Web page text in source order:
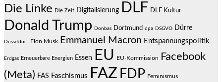
Die Linke Die Zeit Digitalisierung DLF DLF Kultur
Donald Trump Donbas Dortmund dpa DSGVO Dürre
Düsseldorf Elon Musk Emmanuel Macron Entspannungspolitik
Erdgas Erneuerbare Energien Essen EU EU-Kommission
Facebook
(Meta) FAS Faschismus FAZ FDP Feminismus